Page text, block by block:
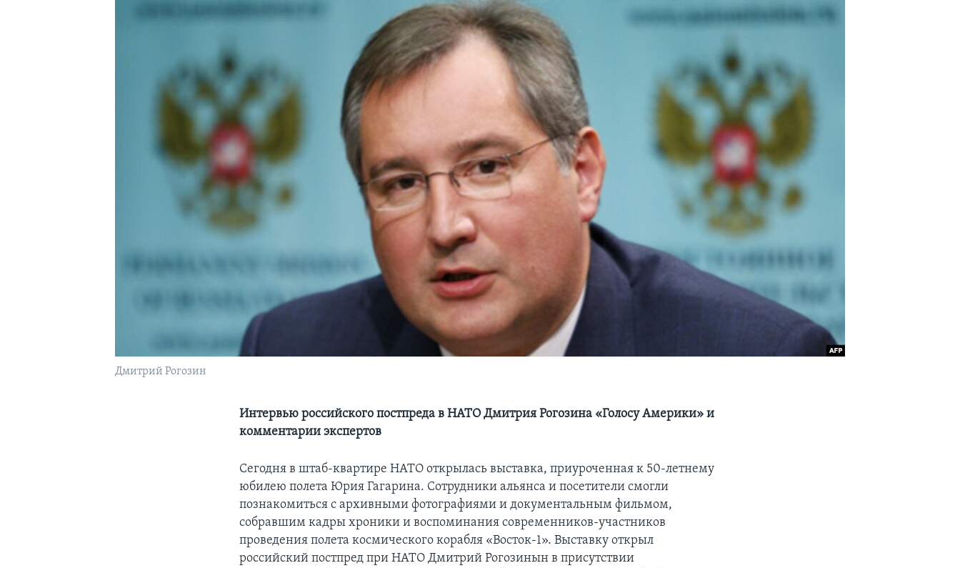
Дмитрий Рогозин
Интервью российского постпреда в НАТО Дмитрия Рогозина «Голосу Америки» и
комментарии экспертов
Сегодня в штаб-квартире НАТО открылась выставка, приуроченная к 50-летнему
юбилею полета Юрия Гагарина. Сотрудники альянса и посетители смогли
познакомиться с архивными фотографиями и документальным фильмом,
собравшим кадры хроники и воспоминания современников-участников
проведения полета космического корабля «Восток-1». Выставку открыл
российский постпред при НАТО Дмитрий Рогозинын в присутствии